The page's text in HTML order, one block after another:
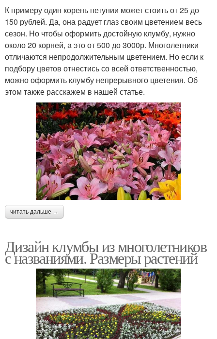
К примеру один корень петунии может стоить от 25 до
150 рублей. Да, она радует глаз своим цветением весь
сезон. Но чтобы оформить достойную клумбу, нужно
около 20 корней, а это от 500 до 3000р. Многолетники
отличаются непродолжительным цветением. Но если к
подбору цветов отнестись со всей ответственностью,
можно оформить клумбу непрерывного цветения. Об
этом также расскажем в нашей статье.
читать дальше →
Дизайн клумбы из многолетников
с названиями. Размеры растений